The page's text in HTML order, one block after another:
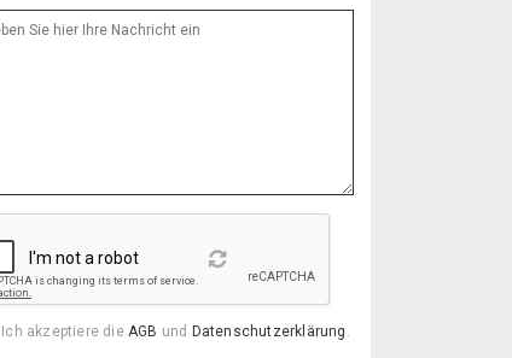
Reload
Ich akzeptiere die AGB und Datenschutzerklärung